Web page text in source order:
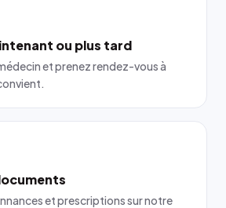
ou plus tard
et prenez rendez-vous à
et prescriptions sur notre